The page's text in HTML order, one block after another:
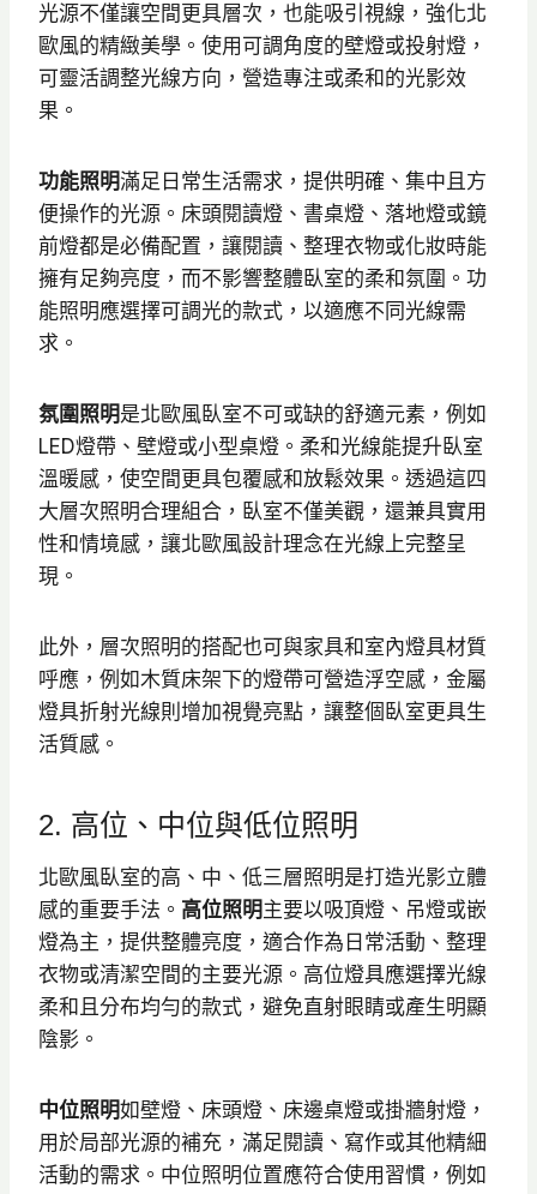
光源不僅讓空間更具層次，也能吸引視線，強化北
歐風的精緻美學。使用可調角度的壁燈或投射燈，
可靈活調整光線方向，營造專注或柔和的光影效
果。
功能照明滿足日常生活需求，提供明確、集中且方
便操作的光源。床頭閱讀燈、書桌燈、落地燈或鏡
前燈都是必備配置，讓閱讀、整理衣物或化妝時能
擁有足夠亮度，而不影響整體臥室的柔和氛圍。功
能照明應選擇可調光的款式，以適應不同光線需
求。
氛圍照明是北歐風臥室不可或缺的舒適元素，例如
LED燈帶、壁燈或小型桌燈。柔和光線能提升臥室
溫暖感，使空間更具包覆感和放鬆效果。透過這四
大層次照明合理組合，臥室不僅美觀，還兼具實用
性和情境感，讓北歐風設計理念在光線上完整呈
現。
此外，層次照明的搭配也可與家具和室內燈具材質
呼應，例如木質床架下的燈帶可營造浮空感，金屬
燈具折射光線則增加視覺亮點，讓整個臥室更具生
活質感。
2. 高位、中位與低位照明
北歐風臥室的高、中、低三層照明是打造光影立體
感的重要手法。 高位照明主要以吸頂燈、吊燈或嵌
燈為主，提供整體亮度，適合作為日常活動、整理
衣物或清潔空間的主要光源。高位燈具應選擇光線
柔和且分布均勻的款式，避免直射眼睛或產生明顯
陰影。
中位照明如壁燈、床頭燈、床邊桌燈或掛牆射燈，
用於局部光源的補充，滿足閱讀、寫作或其他精細
活動的需求。中位照明位置應符合使用習慣，例如